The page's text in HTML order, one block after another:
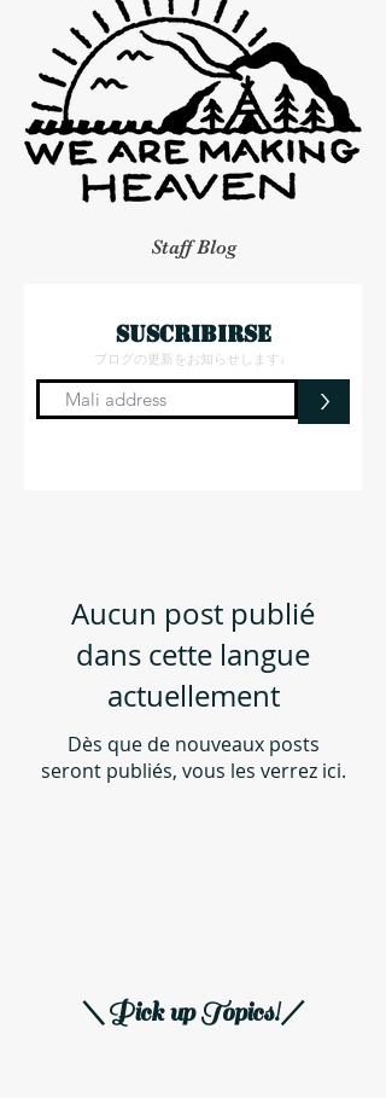
Staff Blog
suscribirse
ブログの更新をお知らせします♩
>
Aucun post publié
dans cette langue
actuellement
Dès que de nouveaux posts
seront publiés, vous les verrez ici.
＼Pick up Topics!／